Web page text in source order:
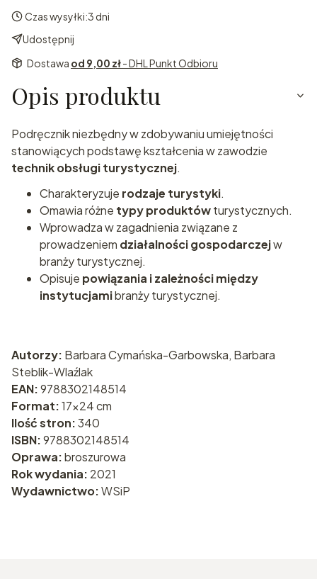
Czas wysyłki:3 dni
Udostępnij
Dostawa od 9,00 zł- DHL Punkt Odbioru
Opis produktu
Podręcznik niezbędny w zdobywaniu umiejętności
stanowiących podstawę kształcenia w zawodzie
technik obsługi turystycznej.
Charakteryzuje rodzaje turystyki.
Omawia różne typy produktówturystycznych.
Wprowadza w zagadnienia związane z
prowadzeniem działalności gospodarczejw
branży turystycznej.
Opisuje powiązania i zależności między
instytucjamibranży turystycznej.
Autorzy: Barbara Cymańska-Garbowska, Barbara
Steblik-Wlaźlak
EAN:9788302148514
Format:17x24 cm
Ilość stron:340
ISBN:9788302148514
Oprawa:broszurowa
Rok wydania: 2021
Wydawnictwo:WSiP